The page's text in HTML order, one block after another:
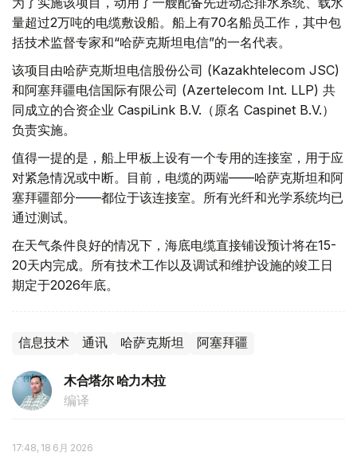
量超过2万吨的电缆敷设船。船上有70名船员工作，其中包
括技术监督专家和“哈萨克斯坦电信”的一名代表。
该项目由哈萨克斯坦电信股份公司 (Kazakhtelecom JSC)
和阿塞拜疆电信国际有限公司 (Azertelecom Int. LLP) 共
同成立的合资企业 CaspiLink B.V.（原名 Caspinet B.V.）
负责实施。
值得一提的是，船上甲板上设有一个专用的连接室，用于应
对紧急情况或中断。目前，电缆的两端——哈萨克斯坦和阿
塞拜疆部分——都位于该连接室。所有光纤和光学系统均已
通过测试。
在天气条件良好的情况下，海底电缆直接铺设预计将在15-
20天内完成。所有技术工作以及调试和维护设施的竣工日
期定于2026年底。
信息技术 通讯 哈萨克斯坦 阿塞拜疆
木合塔尔 哈力木拉
编译
17:48, 18 6月 2026